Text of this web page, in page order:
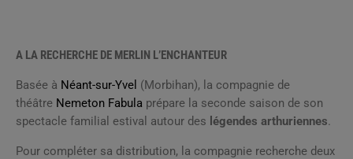
A LA RECHERCHE DE MERLIN L’ENCHANTEUR
Basée à Néant-sur-Yvel (Morbihan), la compagnie de
théâtre Nemeton Fabula prépare la seconde saison de son
spectacle familial estival autour des légendes arthuriennes.
Pour compléter sa distribution, la compagnie recherche deux